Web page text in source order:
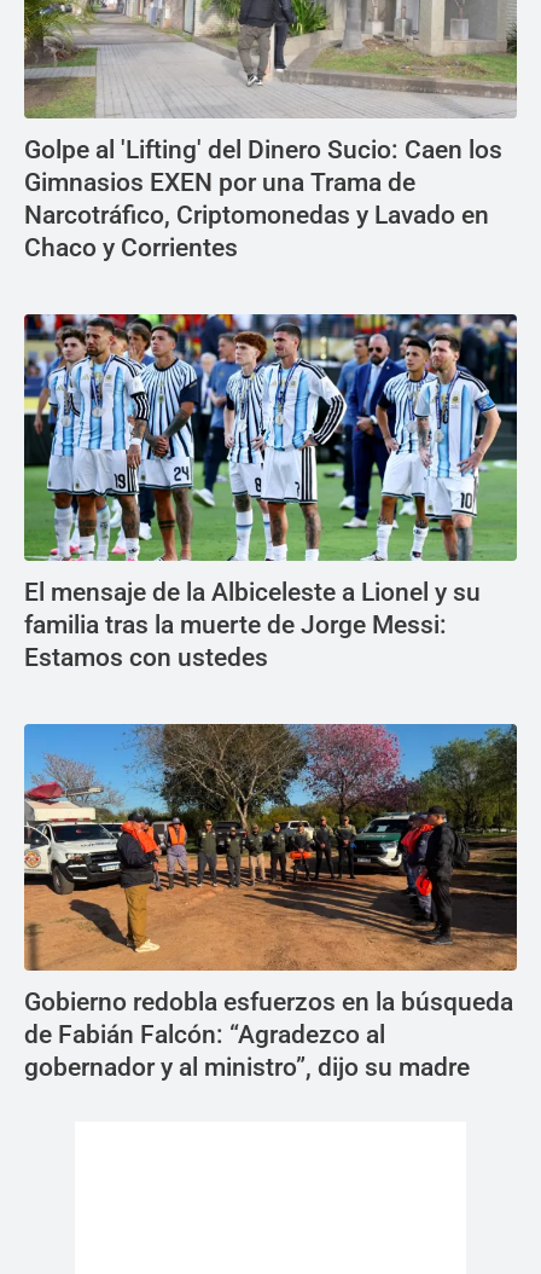
Golpe al 'Lifting' del Dinero Sucio: Caen los
Gimnasios EXEN por una Trama de
Narcotráfico, Criptomonedas y Lavado en
Chaco y Corrientes
El mensaje de la Albiceleste a Lionel y su
familia tras la muerte de Jorge Messi:
Estamos con ustedes
Gobierno redobla esfuerzos en la búsqueda
de Fabián Falcón: “Agradezco al
gobernador y al ministro”, dijo su madre